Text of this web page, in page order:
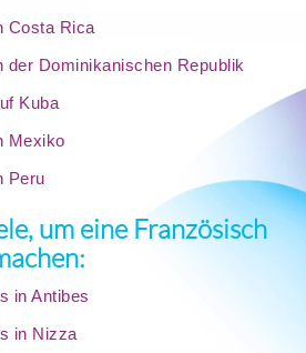
Costa Rica
Dominikanischen Republik
Kuba
Mexiko
Peru
um eine Französisch
in Antibes
in Nizza